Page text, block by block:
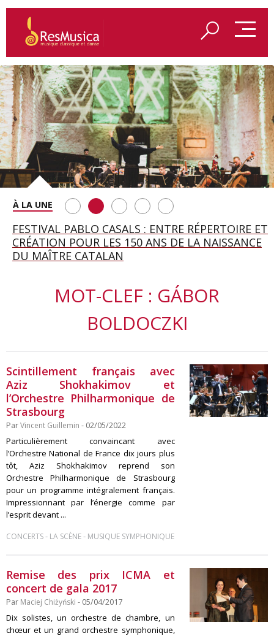
SAINT FRANÇOIS D’ASSISE À SALZBOURG, UNE
SOIRÉE IMMENSE PORTÉE PAR ROMEO
CASTELLUCCI ET MAXIME PASCAL
FESTIVAL PABLO CASALS : ENTRE RÉPERTOIRE ET
CRÉATION POUR LES 150 ANS DE LA NAISSANCE
DU MAÎTRE CATALAN
A BAYREUTH, LE 150E ANNIVERSAIRE DU RING
WAGNÉRIEN GÉNÉRÉ PAR L’IA
BETSY JOLAS FÊTE SON CENTIÈME
ANNIVERSAIRE
GEORGE BENJAMIN : « MES PARENTS AVAIENT
CETTE EXIGENCE DE L’OBJET CISELÉ »
MOT-CLEF : GÁBOR
BOLDOCZKI
Scintillement français avec
Aziz Shokhakimov et
l’Orchestre Philharmonique de
Strasbourg
ParVincent Guillemin - 02/05/2022
Particulièrement convaincant avec
l’Orchestre National de France dix jours plus
tôt, Aziz Shokhakimov reprend son
Orchestre Philharmonique de Strasbourg
pour un programme intégralement français.
Impressionnant par l’énergie comme par
l’esprit devant ...
CONCERTS- LA SCÈNE- MUSIQUE SYMPHONIQUE
Remise des prix ICMA et
concert de gala 2017
Par Maciej Chiżyński - 05/04/2017
Dix solistes, un orchestre de chambre, un
chœur et un grand orchestre symphonique,